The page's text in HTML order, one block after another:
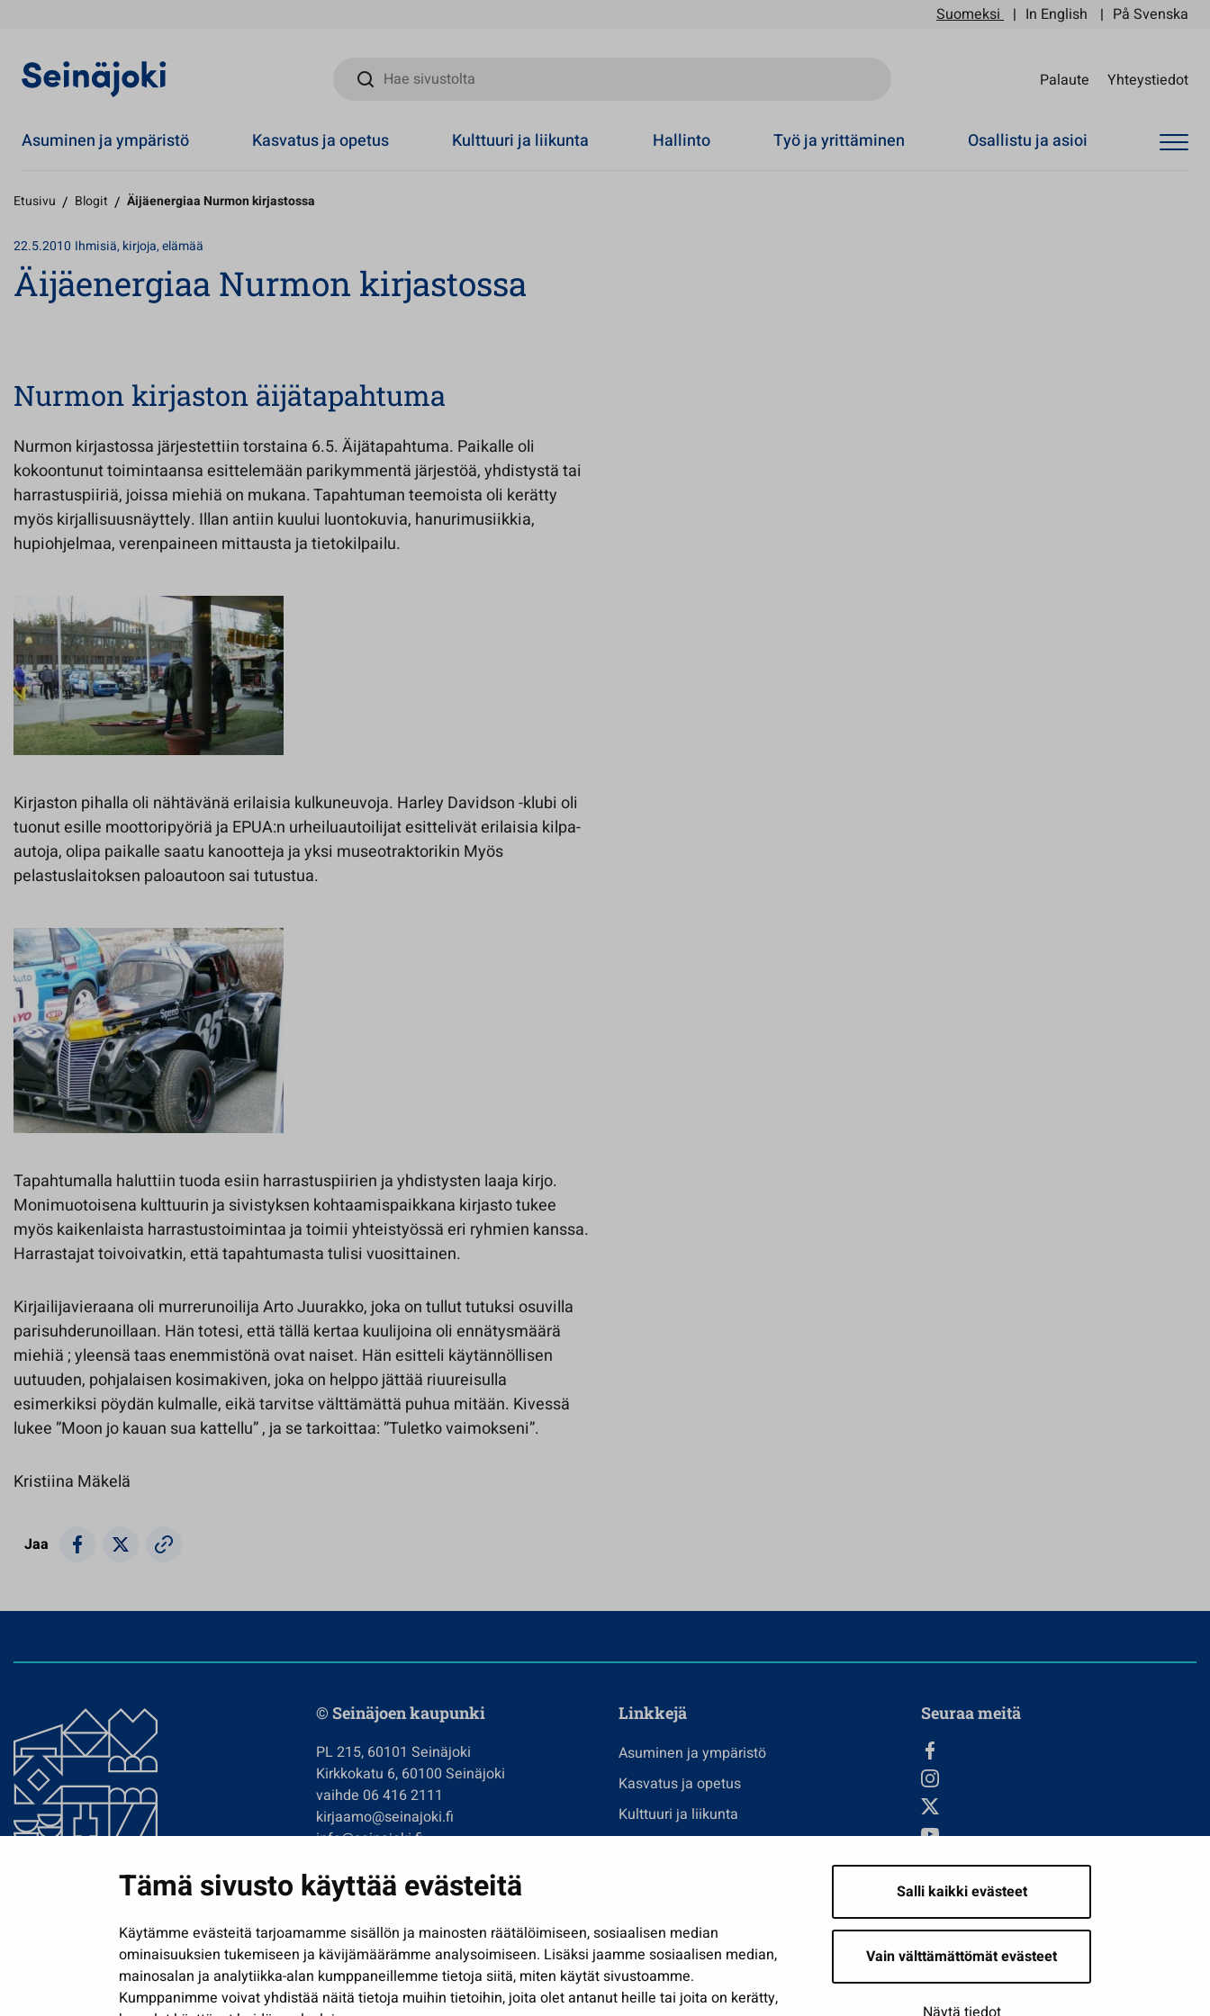
Tämä sivusto käyttää evästeitä
Käytämme evästeitä tarjoamamme sisällön ja mainosten räätälöimiseen, sosiaalisen median
ominaisuuksien tukemiseen ja kävijämäärämme analysoimiseen. Lisäksi jaamme sosiaalisen median,
mainosalan ja analytiikka-alan kumppaneillemme tietoja siitä, miten käytät sivustoamme.
Kumppanimme voivat yhdistää näitä tietoja muihin tietoihin, joita olet antanut heille tai joita on kerätty,
Salli kaikki evästeet
Vain välttämättömät evästeet
Suomeksi In English På Svenska
Hae sivustolta
Palaute Yhteystiedot
Asuminen ja ympäristö Kasvatus ja opetus Kulttuuri ja liikunta Hallinto Työ ja yrittäminen Osallistu ja asioi
Etusivu / Blogit / Äijäenergiaa Nurmon kirjastossa
22.5.2010 Ihmisiä, kirjoja, elämää
Äijäenergiaa Nurmon kirjastossa
Nurmon kirjaston äijätapahtuma
Nurmon kirjastossa järjestettiin torstaina 6.5. Äijätapahtuma. Paikalle oli
kokoontunut toimintaansa esittelemään parikymmentä järjestöä, yhdistystä tai
harrastuspiiriä, joissa miehiä on mukana. Tapahtuman teemoista oli kerätty
myös kirjallisuusnäyttely. Illan antiin kuului luontokuvia, hanurimusiikkia,
hupiohjelmaa, verenpaineen mittausta ja tietokilpailu.
Kirjaston pihalla oli nähtävänä erilaisia kulkuneuvoja. Harley Davidson -klubi oli
tuonut esille moottoripyöriä ja EPUA:n urheiluautoilijat esittelivät erilaisia kilpa-
autoja, olipa paikalle saatu kanootteja ja yksi museotraktorikin Myös
pelastuslaitoksen paloautoon sai tutustua.
Tapahtumalla haluttiin tuoda esiin harrastuspiirien ja yhdistysten laaja kirjo.
Monimuotoisena kulttuurin ja sivistyksen kohtaamispaikkana kirjasto tukee
myös kaikenlaista harrastustoimintaa ja toimii yhteistyössä eri ryhmien kanssa.
Harrastajat toivoivatkin, että tapahtumasta tulisi vuosittainen.
Kirjailijavieraana oli murrerunoilija Arto Juurakko, joka on tullut tutuksi osuvilla
parisuhderunoillaan. Hän totesi, että tällä kertaa kuulijoina oli ennätysmäärä
miehiä ; yleensä taas enemmistönä ovat naiset. Hän esitteli käytännöllisen
uutuuden, pohjalaisen kosimakiven, joka on helppo jättää riuureisulla
esimerkiksi pöydän kulmalle, eikä tarvitse välttämättä puhua mitään. Kivessä
lukee ”Moon jo kauan sua kattellu” , ja se tarkoittaa: ”Tuletko vaimokseni”.
Kristiina Mäkelä
Jaa
© Seinäjoen kaupunki
PL 215, 60101 Seinäjoki
Kirkkokatu 6, 60100 Seinäjoki
vaihde 06 416 2111
kirjaamo@seinajoki.fi
info@seinajoki.fi
Tilaa uutiskirje
Linkkejä
Asuminen ja ympäristö
Kasvatus ja opetus
Kulttuuri ja liikunta
Näytä omat evästeasetukseni
Seuraa meitä